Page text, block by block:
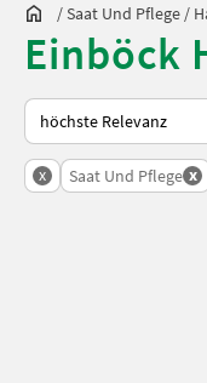
/Saat Und Pflege /
Einböck
So wird auf
x Saat Und Pflege x